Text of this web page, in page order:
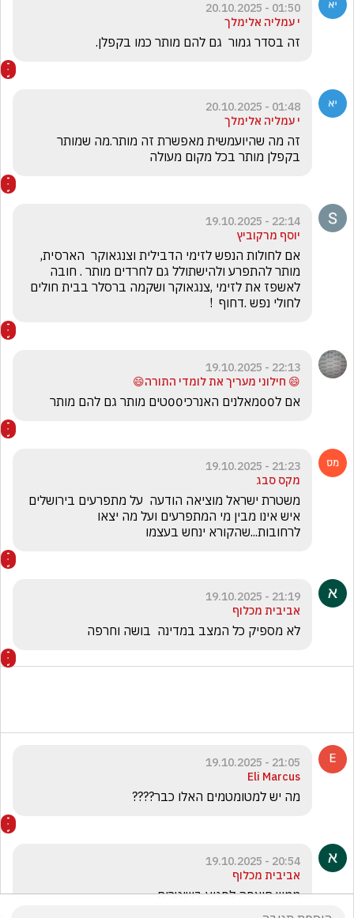
01:50 - 20.10.2025
י עמליה אלימלך
זה בסדר גמור  גם להם מותר כמו בקפלן.
01:48 - 20.10.2025
י עמליה אלימלך
בקפלן מותר בכל מקום מעולה
22:14 - 19.10.2025
יוסף מרקוביץ
לחולי נפש .דחוף  !
22:13 - 19.10.2025
😄 חילוני מעריך את לומדי התורה😄
אם ל00מאלנים האנרכי00טים מותר גם להם מותר
21:23 - 19.10.2025
מקס סבג
לרחובות...שהקורא ינחש בעצמו
21:19 - 19.10.2025
אביבית מכלוף
לא מספיק כל המצב במדינה  בושה וחרפה
21:05 - 19.10.2025
Eli Marcus
מה יש למטומטמים האלו כבר????
20:54 - 19.10.2025
אביבית מכלוף
ממש חוצפה לפגוע בשוטרים